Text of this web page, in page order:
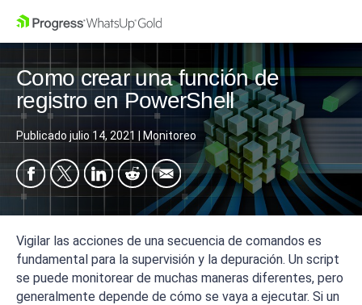
Como crear una función de
registro en PowerShell
Publicado julio 14, 2021 Monitoreo
Vigilar las acciones de una secuencia de comandos es
fundamental para la supervisión y la depuración. Un script
se puede monitorear de muchas maneras diferentes, pero
generalmente depende de cómo se vaya a ejecutar. Si un